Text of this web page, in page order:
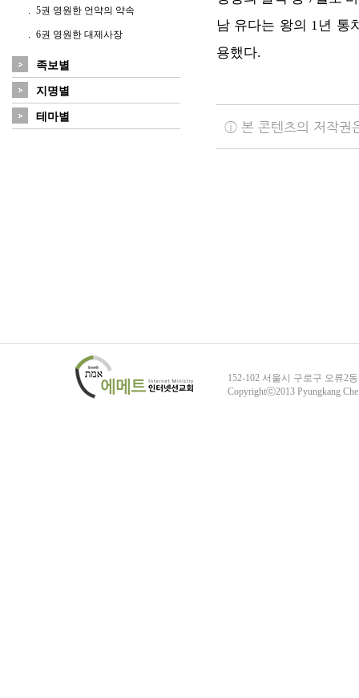
5권 영원한 언약의 약속
6권 영원한 대제사장
족보별
지명별
테마별
남 유다는 왕의 1년 통
용했다.
ⓘ 본 콘텐츠의 저작권
152-102 서울시 구로구 오류2
Copyrightⓒ2013 Pyungkang